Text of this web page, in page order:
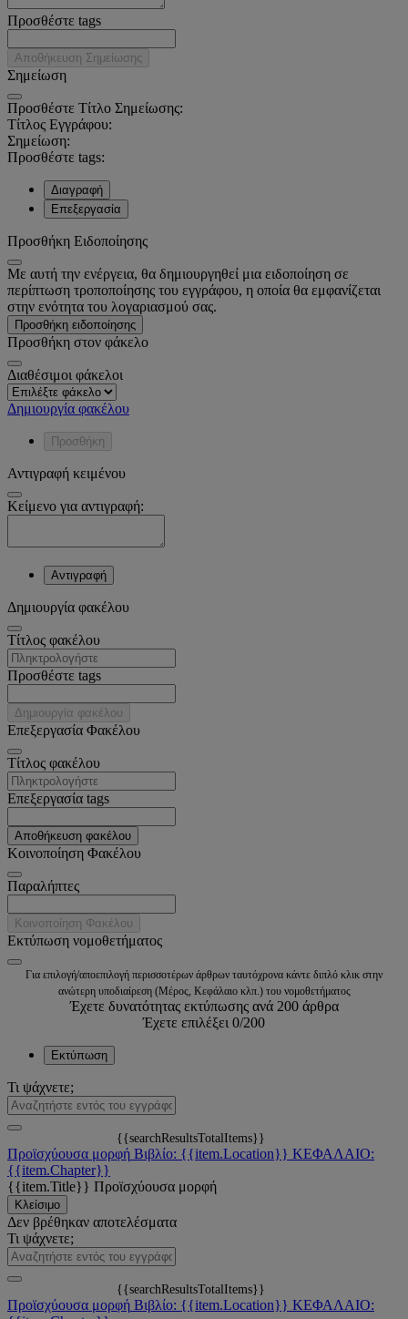
Προσθέστε tags
Αποθήκευση Σημείωσης
Σημείωση
Προσθέστε Τίτλο Σημείωσης:
Τίτλος Εγγράφου:
Σημείωση:
Προσθέστε tags:
Διαγραφή
Επεξεργασία
Προσθήκη Ειδοποίησης
Με αυτή την ενέργεια, θα δημιουργηθεί μια ειδοποίηση σε
περίπτωση τροποποίησης του εγγράφου, η οποία θα εμφανίζεται
στην ενότητα του λογαριασμού σας.
Προσθήκη ειδοποίησης
Προσθήκη στον φάκελο
Διαθέσιμοι φάκελοι
Δημιουργία φακέλου
Προσθήκη
Αντιγραφή κειμένου
Κείμενο για αντιγραφή:
Αντιγραφή
Δημιουργία φακέλου
Tίτλος φακέλου
Προσθέστε tags
Δημιουργία φακέλου
Επεξεργασία Φακέλου
Tίτλος φακέλου
Επεξεργασία tags
Αποθήκευση φακέλου
Κοινοποίηση Φακέλου
Παραλήπτες
Κοινοποίηση Φακέλου
Εκτύπωση νομοθετήματος
Για επιλογή/αποεπιλογή περισσοτέρων άρθρων ταυτόχρονα κάντε διπλό κλικ στην
ανώτερη υποδιαίρεση (Μέρος, Κεφάλαιο κλπ.) του νομοθετήματος
Έχετε δυνατότητας εκτύπωσης ανά 200 άρθρα
Έχετε επιλέξει 0/200
Εκτύπωση
Τι ψάχνετε;
{{searchResultsTotalItems}}
Προϊσχύουσα μορφή Βιβλίο: {{item.Location}} ΚΕΦΑΛΑΙΟ:
{{item.Chapter}}
{{item.Title}} Προϊσχύουσα μορφή
Κλείσιμο
Δεν βρέθηκαν αποτελέσματα
Τι ψάχνετε;
{{searchResultsTotalItems}}
Προϊσχύουσα μορφή Βιβλίο: {{item.Location}} ΚΕΦΑΛΑΙΟ: